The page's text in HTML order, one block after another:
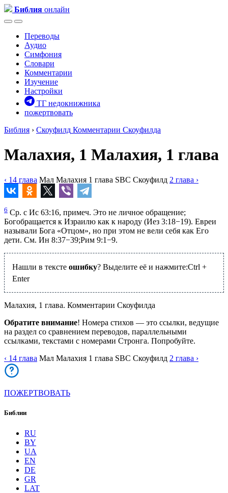
Библия онлайн
Переводы
Аудио
Симфония
Словари
Комментарии
Изучение
Настройки
ТГ недокнижника
пожертвовать
Библия › Скоуфилд Комментарии Скоуфилда
Малахия, 1 Малахия, 1 глава
‹ 14 глава Мал Малахия 1 глава SBC Скоуфилд 2 глава ›
6 Ср. с Ис 63:16, примеч. Это не личное обращение;
Богобращается к Израилю как к народу (Иез 3:18−19). Евреи
называли Бога «Отцом», но при этом не вели себя как Его
дети. См. Ин 8:37−39;Рим 9:1−9.
Нашли в тексте ошибку? Выделите её и нажмите:Ctrl +
Enter
Малахия, 1 глава. Комментарии Скоуфилда
Обратите внимание! Номера стихов — это ссылки, ведущие
на раздел со сравнением переводов, параллельными
ссылками, текстами с номерами Стронга. Попробуйте.
‹ 14 глава Мал Малахия 1 глава SBC Скоуфилд 2 глава ›
ПОЖЕРТВОВАТЬ
Библии
RU
BY
UA
EN
DE
GR
LAT